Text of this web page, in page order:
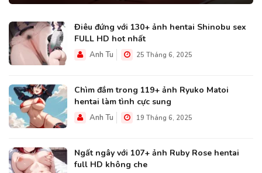
Điêu đứng với 130+ ảnh hentai Shinobu sex
FULL HD hot nhất
Anh Tu 25 Tháng 6, 2025
Chìm đắm trong 119+ ảnh Ryuko Matoi
hentai làm tình cực sung
Anh Tu 19 Tháng 6, 2025
Ngất ngây với 107+ ảnh Ruby Rose hentai
full HD không che